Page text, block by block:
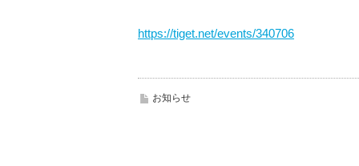
https://tiget.net/events/340706
お知らせ